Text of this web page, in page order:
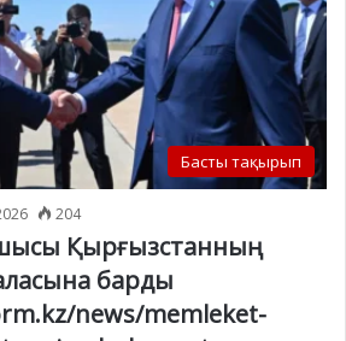
Басты тақырып
204
Қырғызстанның
барды
news/memleket-